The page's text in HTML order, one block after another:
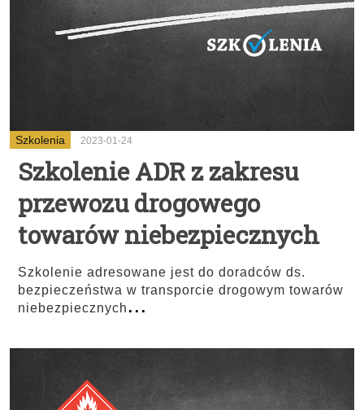
Szkolenia 2023-01-24
Szkolenie ADR z zakresu
przewozu drogowego
towarów niebezpiecznych
Szkolenie adresowane jest do doradców ds.
bezpieczeństwa w transporcie drogowym towarów
niebezpiecznych...